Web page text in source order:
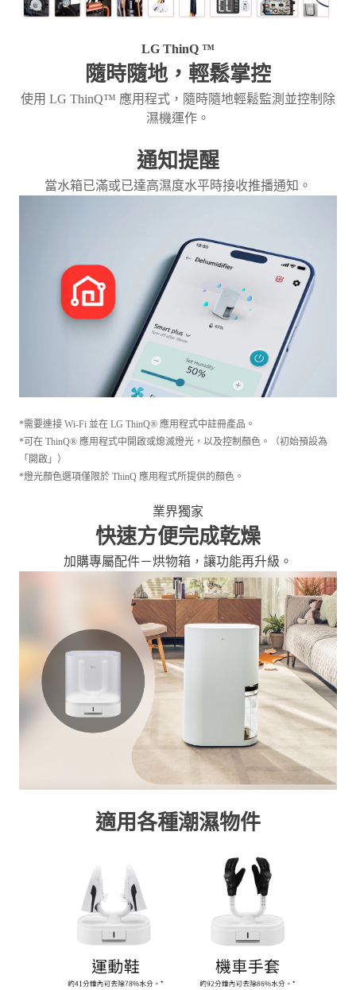
LG ThinQ ™
隨時隨地，輕鬆掌控
使用 LG ThinQ™ 應用程式，隨時隨地輕鬆監測並控制除
濕機運作。
通知提醒
當水箱已滿或已達高濕度水平時接收推播通知。
*需要連接 Wi-Fi 並在 LG ThinQ® 應用程式中註冊產品。
*可在 ThinQ® 應用程式中開啟或熄滅燈光，以及控制顏色。（初始預設為
「開啟」）
*燈光顏色選項僅限於 ThinQ 應用程式所提供的顏色。
業界獨家
快速方便完成乾燥
加購專屬配件－烘物箱，讓功能再升級。
適用各種潮濕物件